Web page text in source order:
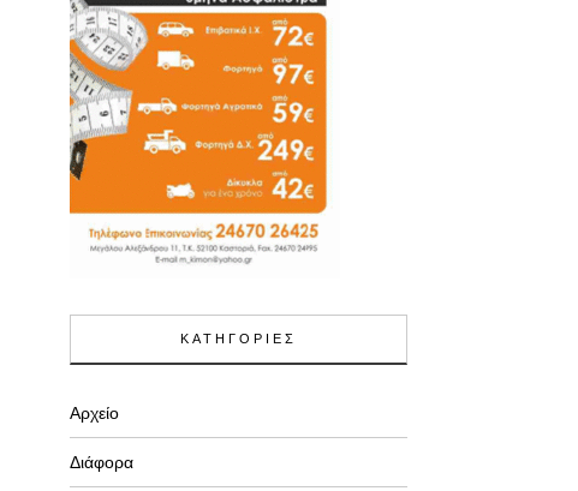
ΚΑΤΗΓΟΡΙΕΣ
Αρχείο
Διάφορα